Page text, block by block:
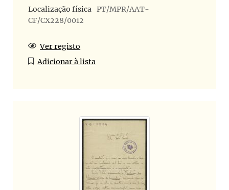
Localização física PT/MPR/AAT-
CF/CX228/0012
Ver registo
Adicionar à lista